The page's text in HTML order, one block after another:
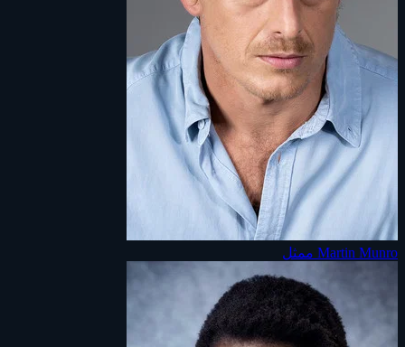
Martin Munro ممثل